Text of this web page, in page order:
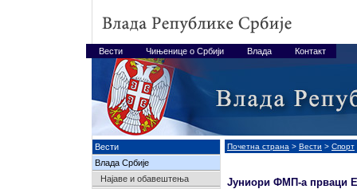
Вести Чињенице о Србији Влада Контакт
Вести
Влада Србије
Најавe и обавештења
Почетна страна > Вести > Спорт
Јуниори ФМП-а прваци